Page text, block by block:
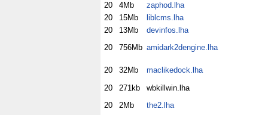
20
4Mb
zaphod.lha
20
15Mb
liblcms.lha
20
13Mb
devinfos.lha
20
756Mb amidark2dengine.lha
20 32Mb
maclikedock.lha
20
271kb
wbkillwin.lha
20
2Mb the2.lha